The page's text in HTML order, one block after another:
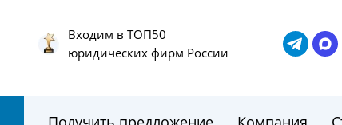
Входим в ТОП50
юридических фирм России